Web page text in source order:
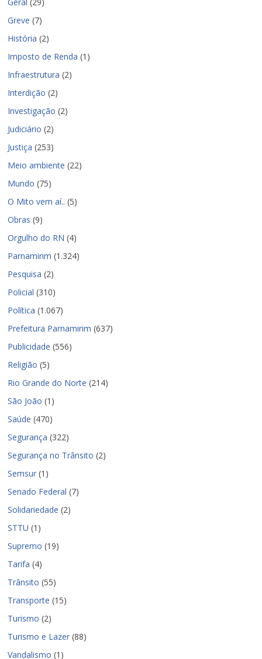
Greve (7)
História (2)
Imposto de Renda (1)
Infraestrutura (2)
Interdição (2)
Investigação (2)
Judiciário (2)
Justiça (253)
Meio ambiente (22)
Mundo (75)
O Mito vem aí.. (5)
Obras (9)
Orgulho do RN (4)
Parnamirim (1.324)
Pesquisa (2)
Policial (310)
Política (1.067)
Prefeitura Parnamirim (637)
Publicidade (556)
Religião (5)
Rio Grande do Norte (214)
São João (1)
Saúde (470)
Segurança (322)
Segurança no Trânsito (2)
Semsur (1)
Senado Federal (7)
Solidariedade (2)
STTU (1)
Supremo (19)
Tarifa (4)
Trânsito (55)
Transporte (15)
Turismo (2)
Turismo e Lazer (88)
Vandalismo (1)